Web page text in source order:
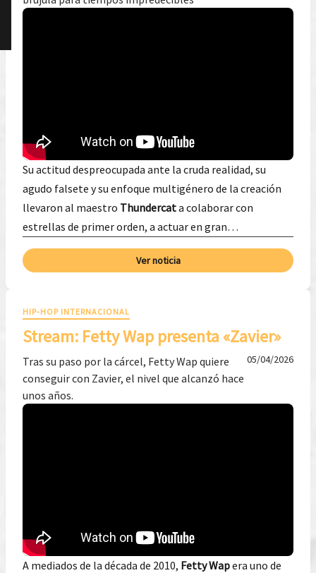
Su actitud despreocupada ante la cruda realidad, su
agudo falsete y su enfoque multigénero de la creación
llevaron al maestro Thundercata colaborar con
estrellas de primer orden, a actuar en gran…
Ver noticia
HIP-HOP INTERNACIONAL
Stream: Fetty Wap presenta «Zavier»
Tras su paso por la cárcel, Fetty Wap quiere
conseguir con Zavier, el nivel que alcanzó hace
unos años.
05/04/2026
A mediados de la década de 2010, Fetty Wapera uno de